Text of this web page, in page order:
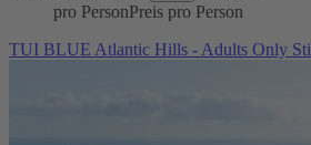
pro PersonPreis pro Person
TUI BLUE Atlantic Hills - Adults Only